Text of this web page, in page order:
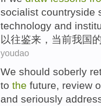
socialist countryside
technology and
以往鉴来 ， 当前我国
youdao
We should soberly
to the future, review
and seriously